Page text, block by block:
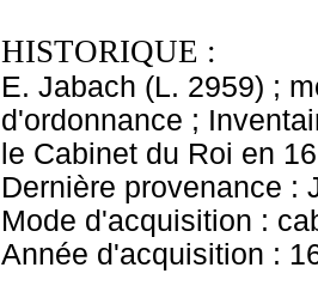
HISTORIQUE :
E. Jabach (L. 2959) ;
d'ordonnance ;
le Cabinet du Roi en
Dernière provenance :
Mode d'acquisition :
Année d'acquisition :